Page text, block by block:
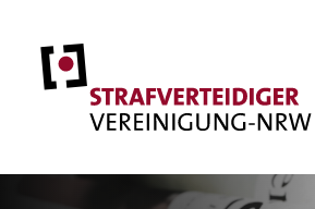
Inhalt
springen